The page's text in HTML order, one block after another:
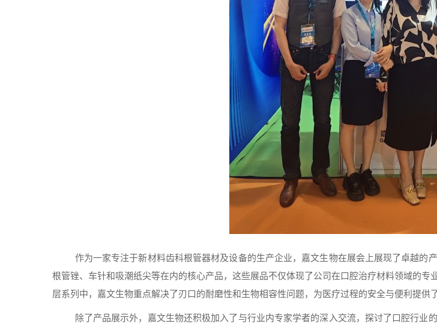
作为一家专注于新材料齿科根管器材及设备的生产企业，嘉文生物在展会上展现了卓越
根管锉、车针和吸潮纸尖等在内的核心产品，这些展品不仅体现了公司在口腔治疗材料领域的
层系列中，嘉文生物重点解决了刃口的耐磨性和生物相容性问题，为医疗过程的安全与便利提供
除了产品展示外，嘉文生物还积极加入了与行业内专家学者的深入交流，探讨了口腔行